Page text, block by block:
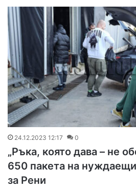
24.12.2023 12:17 0
„Ръка, която дава – не
650 пакета на
за Рени